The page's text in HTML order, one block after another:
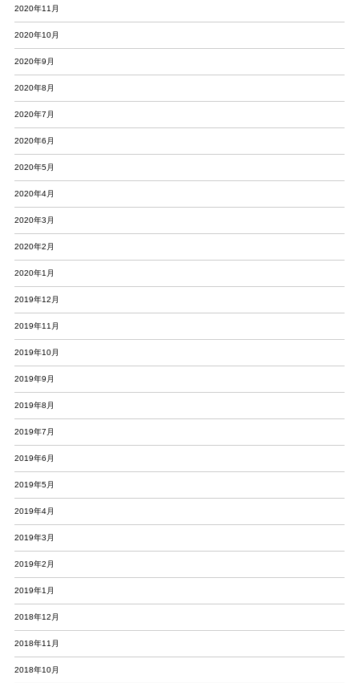
2020年11月
2020年10月
2020年9月
2020年8月
2020年7月
2020年6月
2020年5月
2020年4月
2020年3月
2020年2月
2020年1月
2019年12月
2019年11月
2019年10月
2019年9月
2019年8月
2019年7月
2019年6月
2019年5月
2019年4月
2019年3月
2019年2月
2019年1月
2018年12月
2018年11月
2018年10月